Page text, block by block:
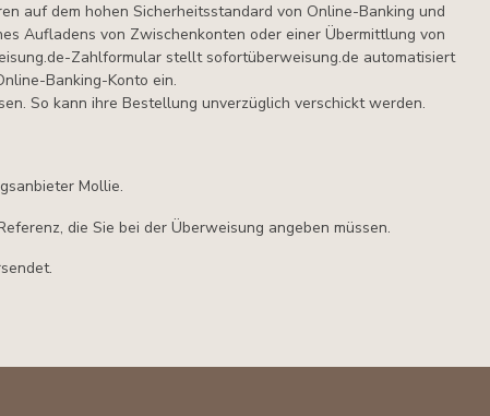
auf dem hohen Sicherheitsstandard von Online-Banking und
Aufladens von Zwischenkonten oder einer Übermittlung von
Zahlformular stellt sofortüberweisung.de automatisiert
Banking-Konto ein.
So kann ihre Bestellung unverzüglich verschickt werden.
Mollie.
die Sie bei der Überweisung angeben müssen.